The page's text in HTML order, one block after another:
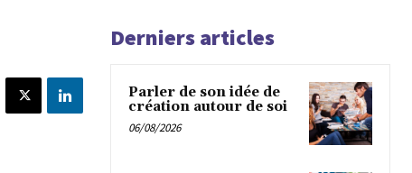
Derniers articles
Parler de son idée de
création autour de soi
06/08/2026